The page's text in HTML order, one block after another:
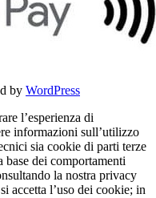
by WordPress
l’esperienza di
informazioni sull’utilizzo
sia cookie di parti terze
dei comportamenti
la nostra privacy
accetta l’uso dei cookie; in